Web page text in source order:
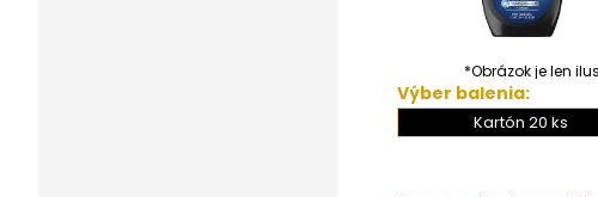
*Obrázok je len
Výber balenia:
Kartón 20 ks